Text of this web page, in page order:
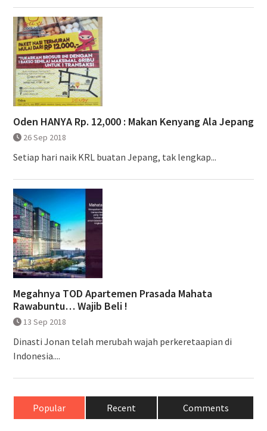
Oden HANYA Rp. 12,000 : Makan Kenyang Ala Jepang
26 Sep 2018
Setiap hari naik KRL buatan Jepang, tak lengkap...
Megahnya TOD Apartemen Prasada Mahata
Rawabuntu… Wajib Beli !
13 Sep 2018
Dinasti Jonan telah merubah wajah perkeretaapian di
Indonesia....
Popular Recent Comments